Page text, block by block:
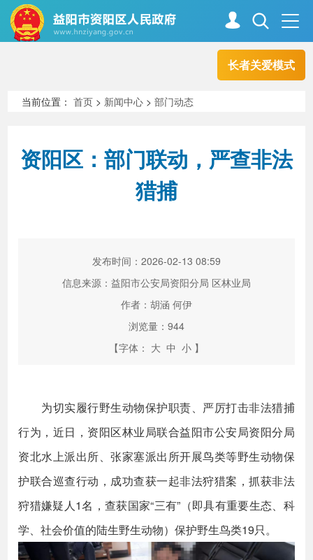
长者关爱模式
走进资阳
高效办成一件事
当前位置：首页 > 新闻中心 >部门动态
资阳区：部门联动，严查非法
猎捕
发布时间：2026-02-13 08:59
信息来源：益阳市公安局资阳分局 区林业局
作者：胡涵 何伊
浏览量： 944
【字体： 大 中 小 】
为切实履行野生动物保护职责、严厉打击非法猎捕
行为，近日，资阳区林业局联合益阳市公安局资阳分局
资北水上派出所、张家塞派出所开展鸟类等野生动物保
护联合巡查行动，成功查获一起非法狩猎案，抓获非法
狩猎嫌疑人1名，查获国家“三有”（即具有重要生态、科
学、社会价值的陆生野生动物）保护野生鸟类19只。